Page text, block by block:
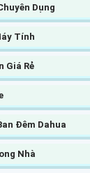
Dụng
Tính
Giá Rẻ
Đêm Dahua
Nhà